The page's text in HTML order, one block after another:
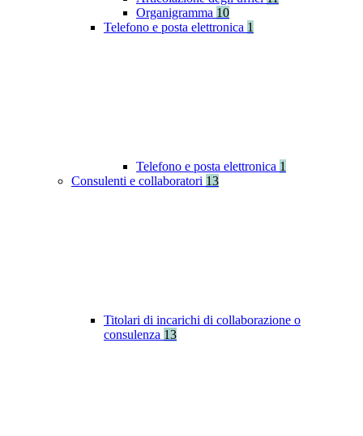
Organigramma 10
Telefono e posta elettronica 1
Telefono e posta elettronica 1
Consulenti e collaboratori 13
Titolari di incarichi di collaborazione o
consulenza 13